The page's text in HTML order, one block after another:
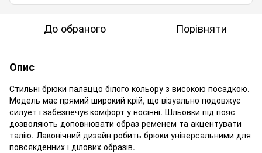
До обраного Порівняти
Опис
Стильні брюки палаццо білого кольору з високою посадкою.
Модель має прямий широкий крій, що візуально подовжує
силует і забезпечує комфорт у носінні. Шльовки під пояс
дозволяють доповнювати образ ременем та акцентувати
талію. Лаконічний дизайн робить брюки універсальними для
повсякденних і ділових образів.